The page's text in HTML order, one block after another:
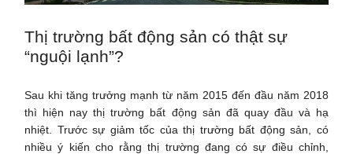
Thị trường bất động sản có thật sự
“nguội lạnh”?
Sau khi tăng trưởng mạnh từ năm 2015 đến đầu năm 2018
thì hiện nay thị trường bất động sản đã quay đầu và hạ
nhiệt. Trước sự giảm tốc của thị trường bất động sản, có
nhiều ý kiến cho rằng thị trường đang có sự điều chỉnh,